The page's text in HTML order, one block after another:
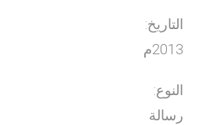
التاريخ:
2013م
النوع:
رسالة